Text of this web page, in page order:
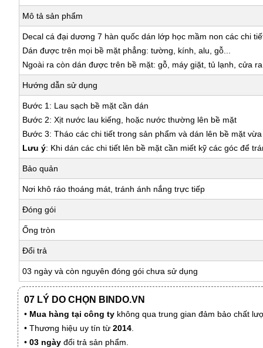
Mô tả sản phẩm
Decal cá đại dương 7 hàn quốc dán lớp học mầm non các chi
Dán được trên mọi bề mặt phẳng: tường, kính, alu, gỗ...
Ngoài ra còn dán được trên bề mặt: gỗ, máy giặt, tủ lạnh, cửa
Hướng dẫn sử dụng
Bước 1: Lau sạch bề mặt cần dán
Bước 2: Xịt nước lau kiếng, hoặc nước thường lên bề mặt
Bước 3: Tháo các chi tiết trong sản phẩm và dán lên bề mặt
Lưu ý: Khi dán các chi tiết lên bề mặt cần miết kỹ các góc để
Bảo quản
Nơi khô ráo thoáng mát, tránh ánh nắng trực tiếp
Đóng gói
Ống tròn
Đổi trả
03 ngày và còn nguyên đóng gói chưa sử dụng
07 LÝ DO CHỌN BINDO.VN
• Mua hàng tại công ty không qua trung gian đảm bảo chất
• Thương hiệu uy tín từ 2014.
• 03 ngày đổi trả sản phẩm.